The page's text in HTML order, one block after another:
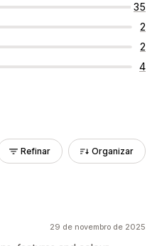
35
2
2
4
Refinar Organizar
29 de novembro de 2025